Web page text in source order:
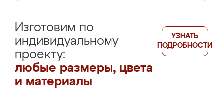
Изготовим по
индивидуальному
проекту:
любые размеры, цвета
и материалы
УЗНАТЬ
ПОДРОБНОСТИ